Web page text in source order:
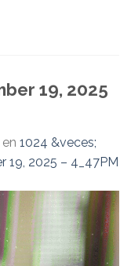
19, 2025
en 1024 &veces;
19, 2025 – 4_47PM